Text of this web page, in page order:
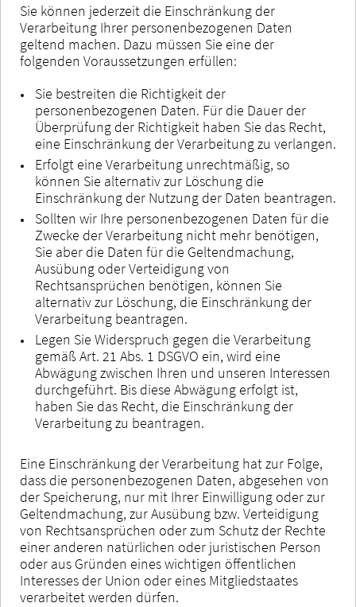
Sie können jederzeit die Einschränkung der
Verarbeitung Ihrer personenbezogenen Daten
geltend machen. Dazu müssen Sie eine der
folgenden Voraussetzungen erfüllen:
Sie bestreiten die Richtigkeit der
personenbezogenen Daten. Für die Dauer der
Überprüfung der Richtigkeit haben Sie das Recht,
eine Einschränkung der Verarbeitung zu verlangen.
Erfolgt eine Verarbeitung unrechtmäßig, so
können Sie alternativ zur Löschung die
Einschränkung der Nutzung der Daten beantragen.
Sollten wir Ihre personenbezogenen Daten für die
Zwecke der Verarbeitung nicht mehr benötigen,
Sie aber die Daten für die Geltendmachung,
Ausübung oder Verteidigung von
Rechtsansprüchen benötigen, können Sie
alternativ zur Löschung, die Einschränkung der
Verarbeitung beantragen.
Legen Sie Widerspruch gegen die Verarbeitung
gemäß Art. 21 Abs. 1 DSGVO ein, wird eine
Abwägung zwischen Ihren und unseren Interessen
durchgeführt. Bis diese Abwägung erfolgt ist,
haben Sie das Recht, die Einschränkung der
Verarbeitung zu beantragen.
Eine Einschränkung der Verarbeitung hat zur Folge,
dass die personenbezogenen Daten, abgesehen von
der Speicherung, nur mit Ihrer Einwilligung oder zur
Geltendmachung, zur Ausübung bzw. Verteidigung
von Rechtsansprüchen oder zum Schutz der Rechte
einer anderen natürlichen oder juristischen Person
oder aus Gründen eines wichtigen öffentlichen
Interesses der Union oder eines Mitgliedstaates
verarbeitet werden dürfen.